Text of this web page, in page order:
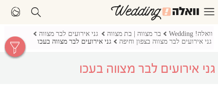
וואלה! Wedding בר מצווה | בת מצווה
גני אירועים לבר מצווה
גני אירועים לבר מצווה בצפון וחיפה
גני אירועים לבר מצווה בעכו
גני אירועים לבר מצווה בעכו